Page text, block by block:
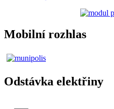
Mobilní rozhlas
Odstávka elektřiny